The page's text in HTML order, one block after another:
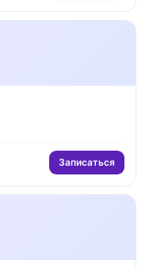
Записаться